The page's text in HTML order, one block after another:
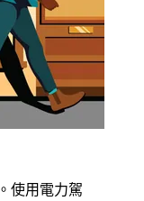
使用電力駕